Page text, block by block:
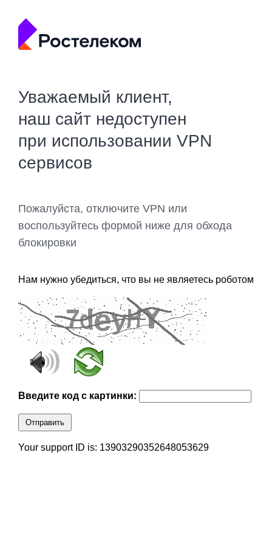
Уважаемый клиент,
наш сайт недоступен
при использовании VPN
сервисов
Пожалуйста, отключите VPN или
воспользуйтесь формой ниже для обхода
блокировки
Нам нужно убедиться, что вы не являетесь роботом
Введите код с картинки:
Отправить
Your support ID is: 13903290352648053629